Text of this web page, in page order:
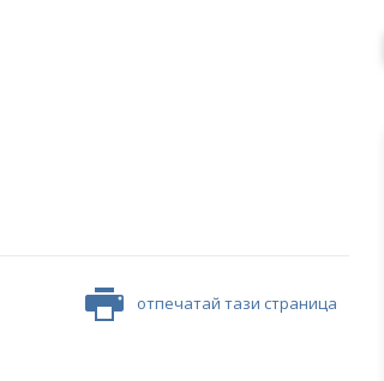
отпечатай тази страница